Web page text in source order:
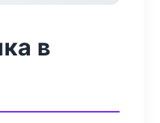
в